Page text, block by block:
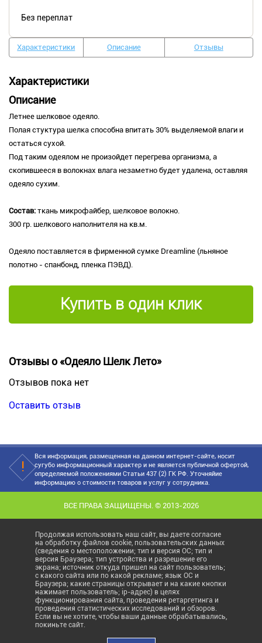
Без переплат
Характеристики Описание Отзывы
Характеристики
Описание
Летнее шелковое одеяло.
Полая стуктура шелка способна впитать 30% выделяемой влаги и
остаться сухой.
Под таким одеялом не произойдет перегрева организма, а
скопившееся в волокнах влага незаметно будет удалена, оставляя
одеяло сухим.
Состав: ткань микрофайбер, шелковое волокно.
300 гр. шелкового наполнителя на кв.м.
Одеяло поставляется в фирменной сумке Dreamline (льняное
полотно - спанбонд, пленка ПЭВД).
Купить в один клик
Отзывы о «Одеяло Шелк Лето»
Отзывов пока нет
Оставить отзыв
Вся информация, размещенная на данном интернет-сайте, носит
сугубо информационный характер и не является публичной офертой,
определяемой положениями Статьи 437 (2) ГК РФ. Уточняйие
информацию о стоимости товаров и услуг у сотрудника.
ВСЕ ПРАВА ЗАЩИЩЕНЫ. © 2013-2026
Продолжая использовать наш сайт, вы даете согласие
на обработку файлов cookie, пользовательских данных
(сведения о местоположении; тип и версия ОС; тип и
версия Браузера; тип устройства и разрешение его
экрана; источник откуда пришел на сайт пользователь;
с какого сайта или по какой рекламе; язык ОС и
Браузера; какие страницы открывает и на какие кнопки
нажимает пользователь; ip-адрес) в целях
функционирования сайта, проведения ретаргетинга и
проведения статистических исследований и обзоров.
Если вы не хотите, чтобы ваши данные обрабатывались,
покиньте сайт.